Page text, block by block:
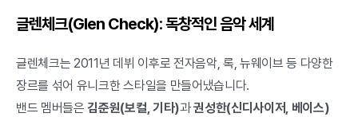
글렌체크(Glen Check): 독창적인 음악 세계
글렌체크는 2011년 데뷔 이후로 전자음악, 록, 뉴웨이브 등 다양한
장르를 섞어 유니크한 스타일을 만들어냈습니다.
밴드 멤버들은김준원(보컬, 기타)과권성한(신디사이저, 베이스)